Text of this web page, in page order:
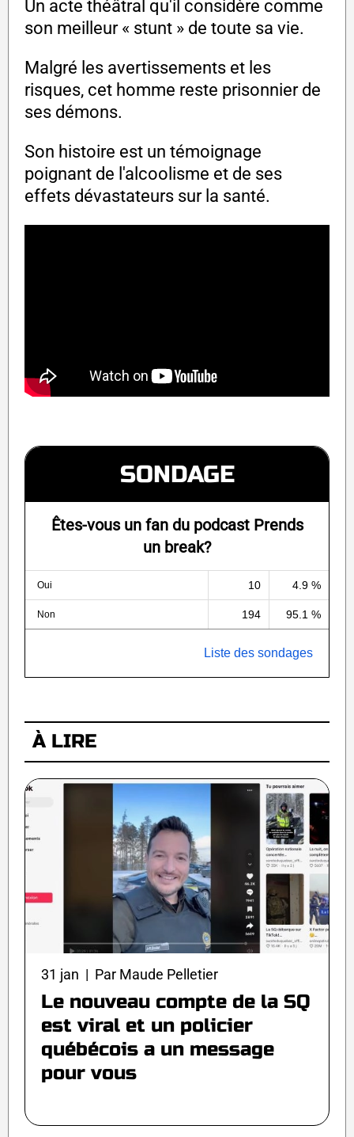
Un acte théâtral qu'il considère comme
son meilleur « stunt » de toute sa vie.
Malgré les avertissements et les
risques, cet homme reste prisonnier de
ses démons.
Son histoire est un témoignage
poignant de l'alcoolisme et de ses
effets dévastateurs sur la santé.
SONDAGE
Êtes-vous un fan du podcast Prends
un break?
Oui 10 4.9 %
Non 194 95.1 %
Liste des sondages
À LIRE
31 jan | Par Maude Pelletier
Le nouveau compte de la SQ
est viral et un policier
québécois a un message
pour vous